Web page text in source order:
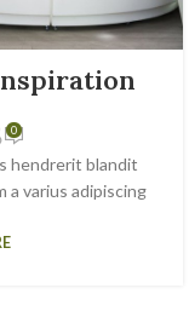
0
hendrerit blandit
a varius adipiscing